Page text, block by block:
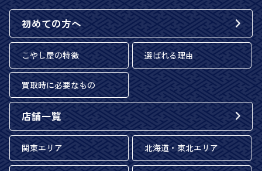
初めての方へ
こやし屋の特徴 選ばれる理由
買取時に必要なもの
店舗一覧
関東エリア 北海道・東北エリア